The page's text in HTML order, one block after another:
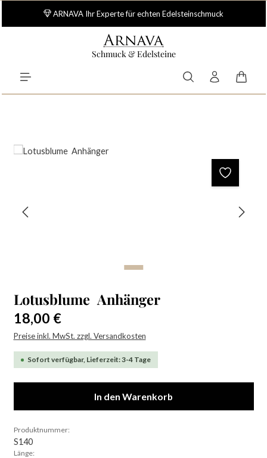
Zum Hauptinhalt springen
ARNAVA Ihr Experte für echten Edelsteinschmuck
Schmuck & Edelsteine
Bildergalerie überspringen
Lotusblume Anhänger
Regulärer Preis:
18,00 €
Preise inkl. MwSt. zzgl. Versandkosten
Sofort verfügbar, Lieferzeit: 3-4 Tage
In den Warenkorb
Produktnummer:
S140
Länge: